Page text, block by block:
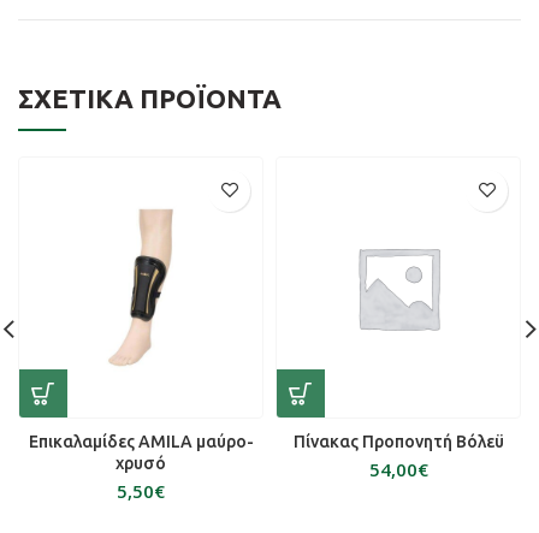
ΣΧΕΤΙΚΆ ΠΡΟΪΌΝΤΑ
Επικαλαμίδες AMILA μαύρο-
χρυσό
€
Πίνακας Προπονητή Βόλεϋ
€